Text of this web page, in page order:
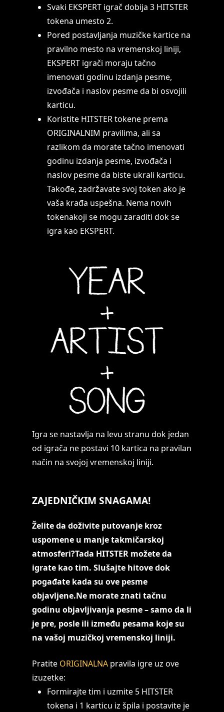
Svaki EKSPERT igrač dobija 3 HITSTER
tokena umesto 2.
Pored postavljanja muzičke kartice na
pravilno mesto na vremenskoj liniji,
EKSPERT igrači moraju tačno
imenovati godinu izdanja pesme,
izvođača i naslov pesme da bi osvojili
karticu.
Koristite HITSTER tokene prema
ORIGINALNIM pravilima, ali sa
razlikom da morate tačno imenovati
godinu izdanja pesme, izvođača i
naslov pesme da biste ukrali karticu.
Takođe, zadržavate svoj token ako je
vaša krađa uspešna. Nema novih
tokenakoji se mogu zaraditi dok se
igra kao EKSPERT.
Igra se nastavlja na levu stranu dok jedan
od igrača ne postavi 10 kartica na pravilan
način na svojoj vremenskoj liniji.
ZAJEDNIČKIM SNAGAMA!
Želite da doživite putovanje kroz
uspomene u manje takmičarskoj
atmosferi?Tada HITSTER možete da
igrate kao tim. Slušajte hitove dok
pogađate kada su ove pesme
objavljene.Ne morate znati tačnu
godinu objavljivanja pesme – samo da li
je pre, posle ili između pesama koje su
na vašoj muzičkoj vremenskoj liniji.
Pratite ORIGINALNA pravila igre uz ove
izuzetke:
Formirajte tim i uzmite 5 HITSTER
tokena i 1 karticu iz špila i postavite je